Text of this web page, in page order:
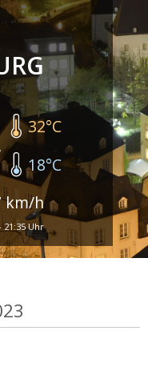
32°C
18°C
km/h
21:35 Uhr